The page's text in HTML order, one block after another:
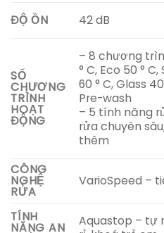
ĐỘ ỒN 42 dB
SỐ
CHƯƠNG
TRÌNH
HOẠT
ĐỘNG
– 8 chương
° C, Eco 50 °
60 ° C, Glass
Pre-wash
– 5 tính năng
rửa chuyên
thêm
CÔNG
NGHỆ
RỬA
VarioSpeed –
TÍNH
NĂNG AN
Aquastop – tự